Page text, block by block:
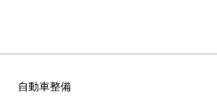
自動車整備